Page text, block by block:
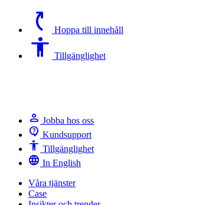
switch_access_shortcut Hoppa till innehåll
Accessibility Tillgänglighet
person Jobba hos oss
contact_support Kundsupport
Accessibility Tillgänglighet
language In English
Våra tjänster
Case